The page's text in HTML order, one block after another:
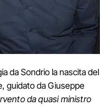
da Sondrio la nascita del
guidato da Giuseppe
da quasi ministro